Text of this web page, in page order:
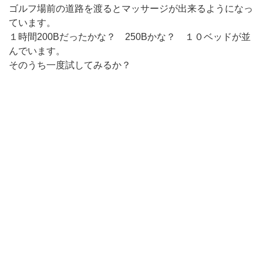
ゴルフ場前の道路を渡るとマッサージが出来るようになっ
ています。
１時間200Bだったかな？ 250Bかな？ １０ベッドが並
んでいます。
そのうち一度試してみるか？